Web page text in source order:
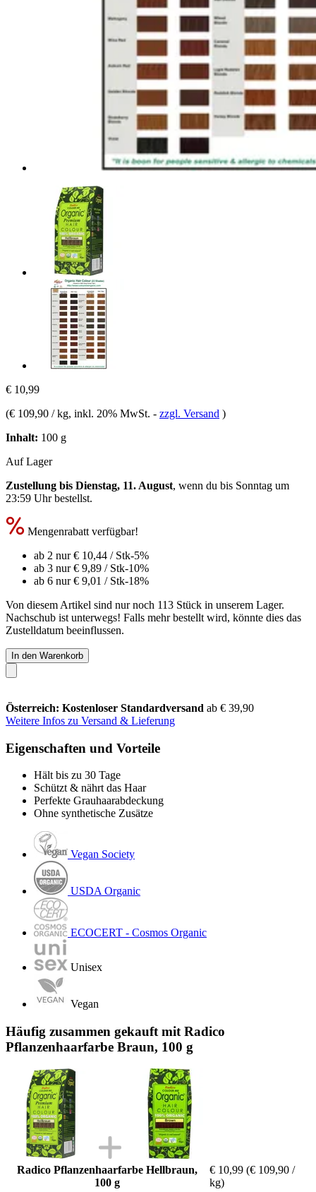
€ 10,99
(€ 109,90 / kg, inkl. 20% MwSt. - zzgl. Versand )
Inhalt: 100 g
Auf Lager
Zustellung bis Dienstag, 11. August, wenn du bis Sonntag um
23:59 Uhrbestellst.
Mengenrabatt verfügbar!
ab 2 nur€ 10,44 / Stk-5%
ab 3 nur€ 9,89 / Stk-10%
ab 6 nur€ 9,01 / Stk-18%
Von diesem Artikel sind nur noch 113 Stück in unserem Lager.
Nachschub ist unterwegs! Falls mehr bestellt wird, könnte dies das
Zustelldatum beeinflussen.
In den Warenkorb
Österreich: Kostenloser Standardversand ab € 39,90
Weitere Infos zu Versand & Lieferung
Eigenschaften und Vorteile
Hält bis zu 30 Tage
Schützt & nährt das Haar
Perfekte Grauhaarabdeckung
Ohne synthetische Zusätze
Vegan Society
USDA Organic
ECOCERT - Cosmos Organic
Unisex
Vegan
Häufig zusammen gekauft mit Radico
Pflanzenhaarfarbe Braun, 100 g
Radico Pflanzenhaarfarbe Hellbraun,
100 g
€ 10,99 (€ 109,90 /
kg)